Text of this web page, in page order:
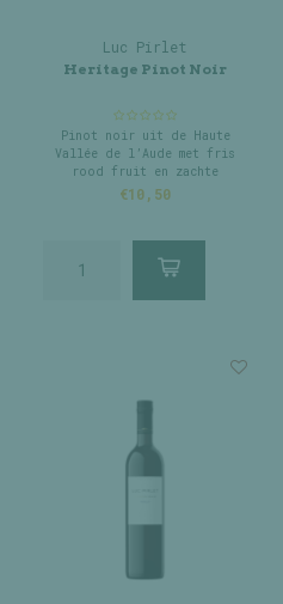
Luc Pirlet
Heritage Pinot Noir
Pinot noir uit de Haute
Vallée de l’Aude met fris
rood fruit en zachte
kruidigheid.
Licht, soepel en heerlijk
speelse, frisse finale.
€10,50